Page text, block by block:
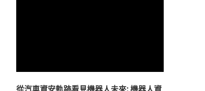
從汽車資安軌跡看見機器人未來: 機器人資